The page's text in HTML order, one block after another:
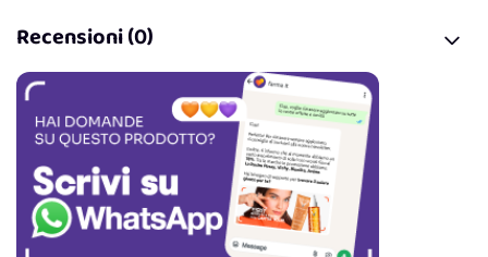
Recensioni (0)